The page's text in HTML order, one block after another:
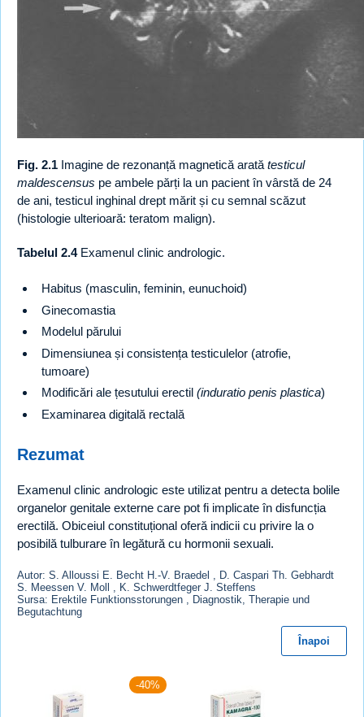
Fig. 2.1 Imagine de rezonanță magnetică arată testicul
maldescensus pe ambele părți la un pacient în vârstă de 24
de ani, testicul inghinal drept mărit și cu semnal scăzut
(histologie ulterioară: teratom malign).
Tabelul 2.4Examenul clinic andrologic.
Habitus (masculin, feminin, eunuchoid)
Ginecomastia
Modelul părului
Dimensiunea și consistența testiculelor (atrofie,
tumoare)
Modificări ale țesutului erectil (induratio penis plastica)
Examinarea digitală rectală
Rezumat
Examenul clinic andrologic este utilizat pentru a detecta bolile
organelor genitale externe care pot fi implicate în disfuncția
erectilă. Obiceiul constituțional oferă indicii cu privire la o
posibilă tulburare în legătură cu hormonii sexuali.
Autor: S. Alloussi E. Becht H.-V. Braedel , D. Caspari Th. Gebhardt
S. Meessen V. Moll , K. Schwerdtfeger J. Steffens
Sursa: Erektile Funktionsstorungen , Diagnostik, Therapie und
Begutachtung
Înapoi
-40%